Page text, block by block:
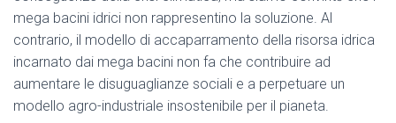
mega bacini idrici non rappresentino la soluzione. Al
contrario, il modello di accaparramento della risorsa idrica
incarnato dai mega bacini non fa che contribuire ad
aumentare le disuguaglianze sociali e a perpetuare un
modello agro-industriale insostenibile per il pianeta.